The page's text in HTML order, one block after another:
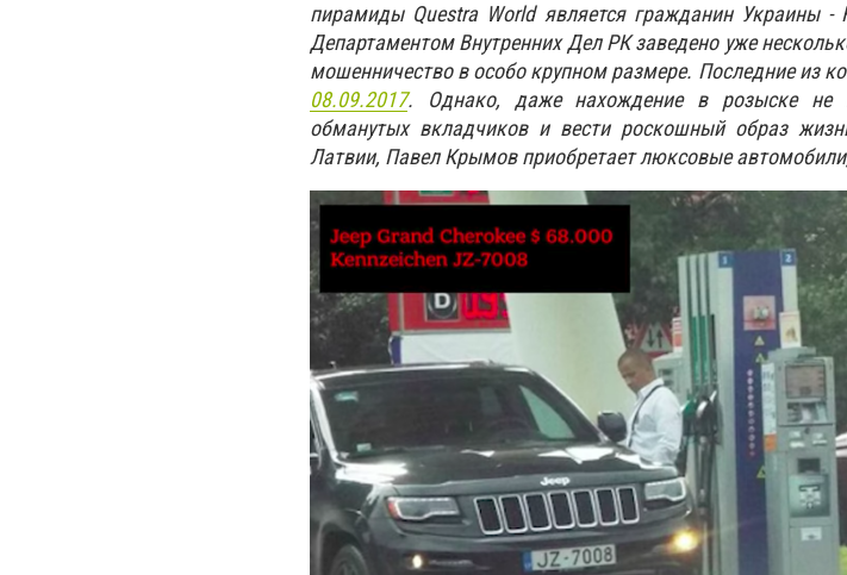
пирамиды Questra World является гражданин Украины
Департаментом Внутренних Дел РК заведено уже
мошенничество в особо крупном размере. Последние из
08.09.2017. Однако, даже нахождение в розыске не
обманутых вкладчиков и вести роскошный образ
Латвии, Павел Крымов приобретает люксовые